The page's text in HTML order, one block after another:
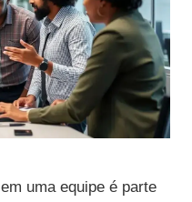
em uma equipe é parte